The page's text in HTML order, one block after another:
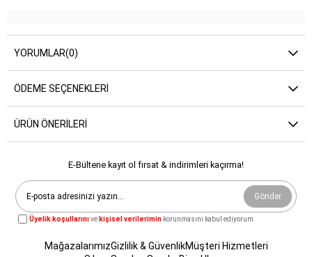
YORUMLAR(0)
ÖDEME SEÇENEKLERI
ÜRÜN ÖNERILERI
E-Bültene kayıt ol fırsat & indirimleri kaçırma!
Gönder
Üyelik koşullarınıve kişisel verilerimin korunmasını kabul ediyorum.
MağazalarımızGizlilik & GüvenlikMüşteri Hizmetleri